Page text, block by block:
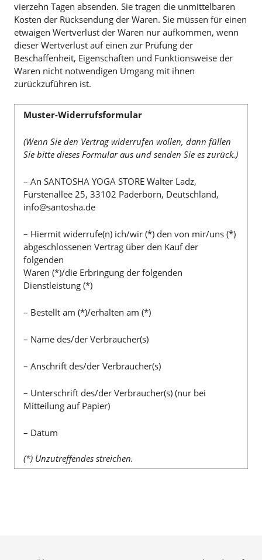
vierzehn Tagen absenden. Sie tragen die unmittelbaren
Kosten der Rücksendung der Waren. Sie müssen für einen
etwaigen Wertverlust der Waren nur aufkommen, wenn
dieser Wertverlust auf einen zur Prüfung der
Beschaffenheit, Eigenschaften und Funktionsweise der
Waren nicht notwendigen Umgang mit ihnen
zurückzuführen ist.
Muster-Widerrufsformular
(Wenn Sie den Vertrag widerrufen wollen, dann füllen
Sie bitte dieses Formular aus und senden Sie es zurück.)
– An SANTOSHA YOGA STORE Walter Ladz,
Fürstenallee 25, 33102 Paderborn, Deutschland,
info@santosha.de
– Hiermit widerrufe(n) ich/wir (*) den von mir/uns (*)
abgeschlossenen Vertrag über den Kauf der
folgenden
Waren (*)/die Erbringung der folgenden
Dienstleistung (*)
– Bestellt am (*)/erhalten am (*)
– Name des/der Verbraucher(s)
– Anschrift des/der Verbraucher(s)
– Unterschrift des/der Verbraucher(s) (nur bei
Mitteilung auf Papier)
– Datum
(*) Unzutreffendes streichen.